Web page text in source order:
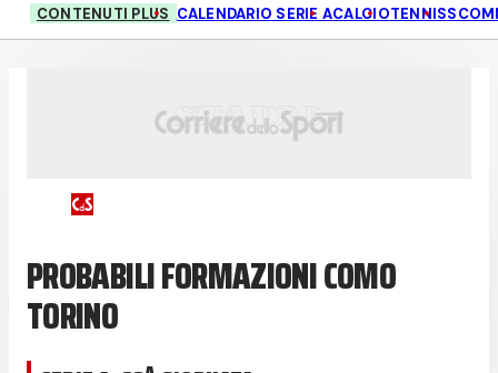
CONTENUTI PLUS CALENDARIO SERIE ACALCIOTENNIS
PROBABILI FORMAZIONI COMO
TORINO